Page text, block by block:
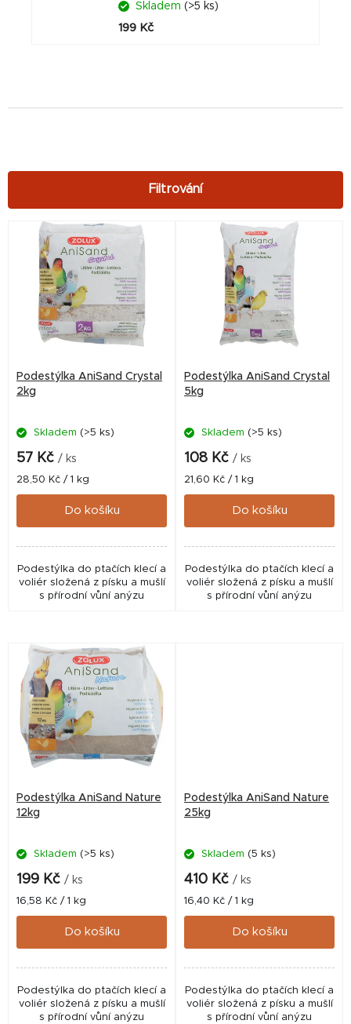
Skladem (>5 ks)
199 Kč
Podestýlka AniSand Crystal
2kg
Skladem (>5 ks)
57 Kč / ks
Měrná
cena:
28,50 Kč / 1 kg
Do košíku
Podestýlka do ptačích klecí a
voliér složená z písku a mušlí
s přírodní vůní anýzu
Podestýlka AniSand Crystal
5kg
Skladem (>5 ks)
108 Kč / ks
Měrná
cena:
21,60 Kč / 1 kg
Do košíku
Podestýlka do ptačích klecí a
voliér složená z písku a mušlí
s přírodní vůní anýzu
Podestýlka AniSand Nature
12kg
Skladem (>5 ks)
199 Kč / ks
Měrná
cena:
16,58 Kč / 1 kg
Do košíku
Podestýlka do ptačích klecí a
voliér složená z písku a mušlí
s přírodní vůní anýzu
Podestýlka AniSand Nature
25kg
Skladem (5 ks)
410 Kč / ks
Měrná
cena:
16,40 Kč / 1 kg
Do košíku
Podestýlka do ptačích klecí a
voliér složená z písku a mušlí
s přírodní vůní anýzu